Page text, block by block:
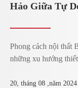
Hảo Giữa Tự
Phong cách nội thất
những xu hướng
cách Boho mang đến
20, tháng 08 ,năm 2024